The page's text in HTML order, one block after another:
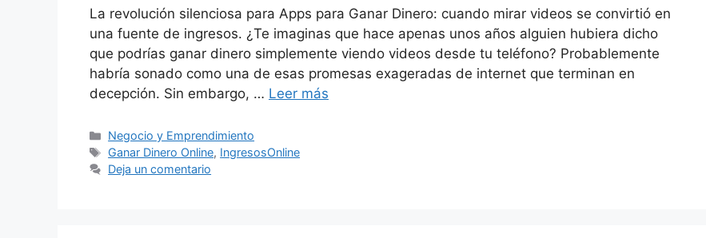
La revolución silenciosa para Apps para Ganar Dinero: cuando mirar videos se convirtió en
una fuente de ingresos. ¿Te imaginas que hace apenas unos años alguien hubiera dicho
que podrías ganar dinero simplemente viendo videos desde tu teléfono? Probablemente
habría sonado como una de esas promesas exageradas de internet que terminan en
decepción. Sin embargo, … Leer más
Categorías
Negocio y Emprendimiento
Etiquetas
Ganar Dinero Online, IngresosOnline
Deja un comentario